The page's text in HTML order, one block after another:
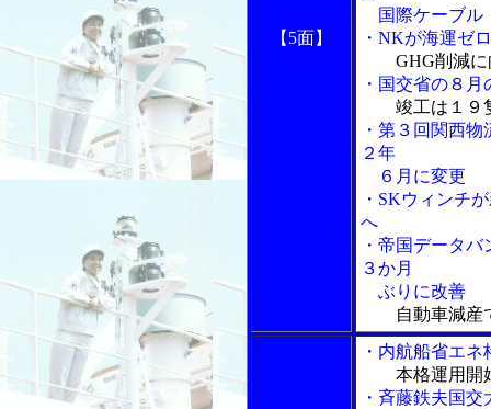
【5面】
国際ケーブル
・NKが海運ゼ
GHG削減
・国交省の８
竣工は１９
・第３回関西
２年
６月に変更
・SKウィンチ
へ
・帝国データ
３か月
ぶりに改善
自動車減産
・内航船省エ
本格運用開
・斉藤鉄夫国